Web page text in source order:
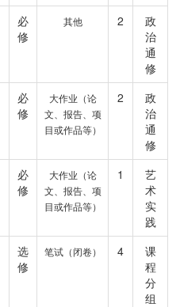
必
修
其他 2
政
治
通
修
必
修
大作业（论
文、报告、项
目或作品等）
2
政
治
通
修
必
修
大作业（论
文、报告、项
目或作品等）
1
艺
术
实
践
选
修
笔试（闭卷） 4
课
程
分
组